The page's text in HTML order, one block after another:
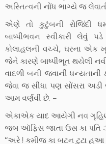
અસ્તિત્વની નોંધ ભાગ્યે જ
એણે તો કુટુંબની રોજિંદી
બાષ્પીભવન સ્વીકારી લેવું
કોલાહલની વચ્ચે, ઘરના
જેને કારણે બાષ્પીભૂત થયેલી
વાદળી બની જવાની
જેવા જ સીધા પણ સોંસરા
આમ વર્ણવી છે. –
એકાએક યાદ આયેગી નવ
જબ ઑફિસ જાતા ઉસ કા પતિ
“અરે ! કમીજ કા બટન ટુટા હુઆ